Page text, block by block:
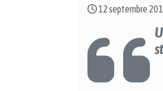
12 septembre